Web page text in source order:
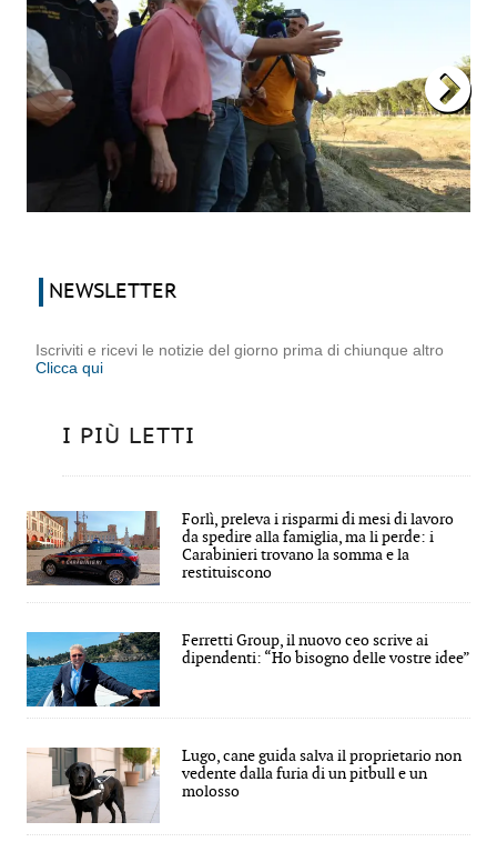
NEWSLETTER
Iscriviti e ricevi le notizie del giorno prima di chiunque altro
Clicca qui
I PIÙ LETTI
Forlì, preleva i risparmi di mesi di lavoro
da spedire alla famiglia, ma li perde: i
Carabinieri trovano la somma e la
restituiscono
Ferretti Group, il nuovo ceo scrive ai
dipendenti: “Ho bisogno delle vostre idee”
Lugo, cane guida salva il proprietario non
vedente dalla furia di un pitbull e un
molosso